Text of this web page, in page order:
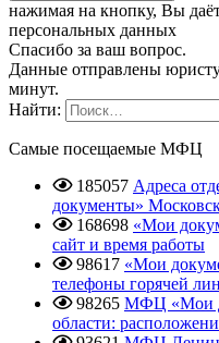
нажимая на кнопку, Вы
персональных данных
Спасибо за ваш вопрос.
Данные отправлены
минут.
Найти:
Самые посещаемые МФЦ
185057 Адреса
документы»
168698 «Мои
сайт и время работы
98617 «Мои
телефоны горячей
98265 МФЦ «Мои
области: